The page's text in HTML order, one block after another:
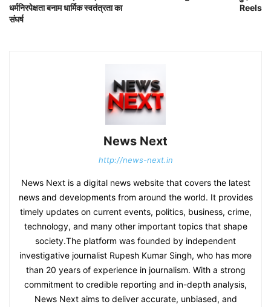
धर्मनिरपेक्षता बनाम धार्मिक स्वतंत्रता का
संघर्ष
Reels
News Next
http://news-next.in
News Next is a digital news website that covers the latest
news and developments from around the world. It provides
timely updates on current events, politics, business, crime,
technology, and many other important topics that shape
society.The platform was founded by independent
investigative journalist Rupesh Kumar Singh, who has more
than 20 years of experience in journalism. With a strong
commitment to credible reporting and in-depth analysis,
News Next aims to deliver accurate, unbiased, and